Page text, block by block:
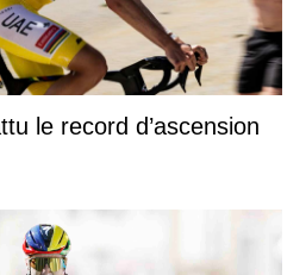
le record d’ascension